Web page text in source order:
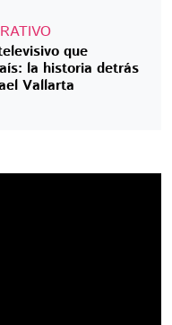
que
la historia detrás
Vallarta